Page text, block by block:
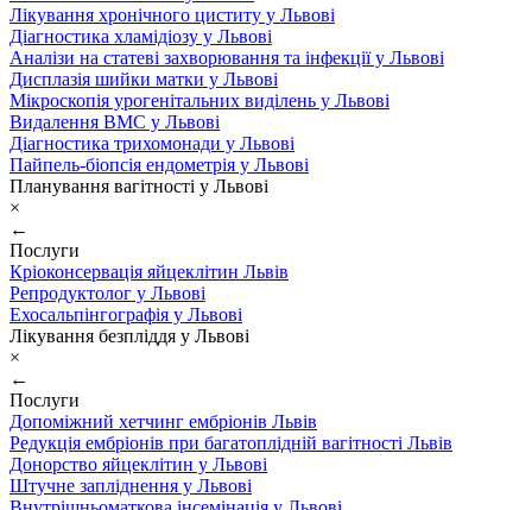
Лікування хронічного циститу у Львові
Діагностика хламідіозу у Львові
Аналізи на статеві захворювання та інфекції у Львові
Дисплазія шийки матки у Львові
Мікроскопія урогенітальних виділень у Львові
Видалення ВМС у Львові
Діагностика трихомонади у Львові
Пайпель-біопсія ендометрія у Львові
Планування вагітності у Львові
×
←
Послуги
Кріоконсервація яйцеклітин Львів
Репродуктолог у Львові
Ехосальпінгографія у Львові
Лікування безпліддя у Львові
×
←
Послуги
Допоміжний хетчинг ембріонів Львів
Редукція ембріонів при багатоплідній вагітності Львів
Донорство яйцеклітин у Львові
Штучне запліднення у Львові